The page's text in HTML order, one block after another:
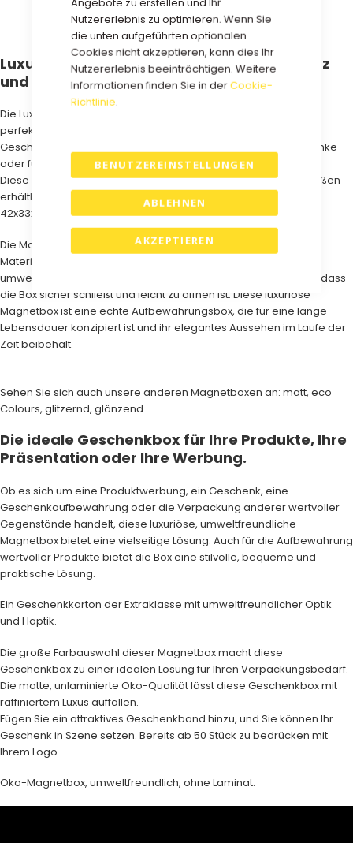
Nutzererlebnis zu optimieren. Wenn Sie
die unten aufgeführten optionalen
Cookies nicht akzeptieren, kann dies Ihr
Nutzererlebnis beeinträchtigen. Weitere
Informationen finden Sie in derCookie-
Richtlinie.
AKZEPTIEREN
BENUTZEREINSTELLUNGEN
ABLEHNEN
Luxuriöse Öko-Magnetbox in Weiß, Schwarz
und Braun.
Die Luxus-Magnetbox in Öko-Ausführung ohne Laminat ist die
perfekte Geschenkverpackung Diese wunderschöne
Geschenkboxen sind ideal für die Aufbewahrung Ihrer Geschenke
oder für Ihre Promotion.
Diese umweltfreundlichen Magnetboxen sind in folgenden Größen
erhältlich: 14x14x05 cm, 23x23x11 cm, 35x25x10 cm, 33x10x10 cm,
42x33x10 cm.
Die Magnetboxen von Gift Boxes direct sind aus hochwertigem
Material gefertigt uohne Lamination damit es eine bewusst
umweltfreundliche Wahl ist. Der Magnetverschluss sorgt dafür, dass
die Box sicher schließt und leicht zu öffnen ist. Diese luxuriöse
Magnetbox ist eine echte Aufbewahrungsbox, die für eine lange
Lebensdauer konzipiert ist und ihr elegantes Aussehen im Laufe der
Zeit beibehält.
Sehen Sie sich auch unsere anderen Magnetboxen an: matt, eco
Colours, glitzernd, glänzend.
Die ideale Geschenkbox für Ihre Produkte, Ihre
Präsentation oder Ihre Werbung.
Ob es sich um eine Produktwerbung, ein Geschenk, eine
Geschenkaufbewahrung oder die Verpackung anderer wertvoller
Gegenstände handelt, diese luxuriöse, umweltfreundliche
Magnetbox bietet eine vielseitige Lösung. Auch für die Aufbewahrung
wertvoller Produkte bietet die Box eine stilvolle, bequeme und
praktische Lösung.
Ein Geschenkkarton der Extraklasse mit umweltfreundlicher Optik
und Haptik.
Die große Farbauswahl dieser Magnetbox macht diese
Geschenkbox zu einer idealen Lösung für Ihren Verpackungsbedarf.
Die matte, unlaminierte Öko-Qualität lässt diese Geschenkbox mit
raffiniertem Luxus auffallen.
Fügen Sie ein attraktives Geschenkband hinzu, und Sie können Ihr
Geschenk in Szene setzen. Bereits ab 50 Stück zu bedrücken mit
Ihrem Logo.
Öko-Magnetbox, umweltfreundlich, ohne Laminat.